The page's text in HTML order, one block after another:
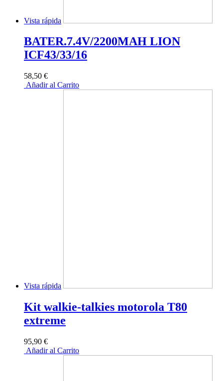
Vista rápida
BATER.7.4V/2200MAH LION
ICF43/33/16
58,50 €
Añadir al Carrito
Vista rápida
Kit walkie-talkies motorola T80
extreme
95,90 €
Añadir al Carrito